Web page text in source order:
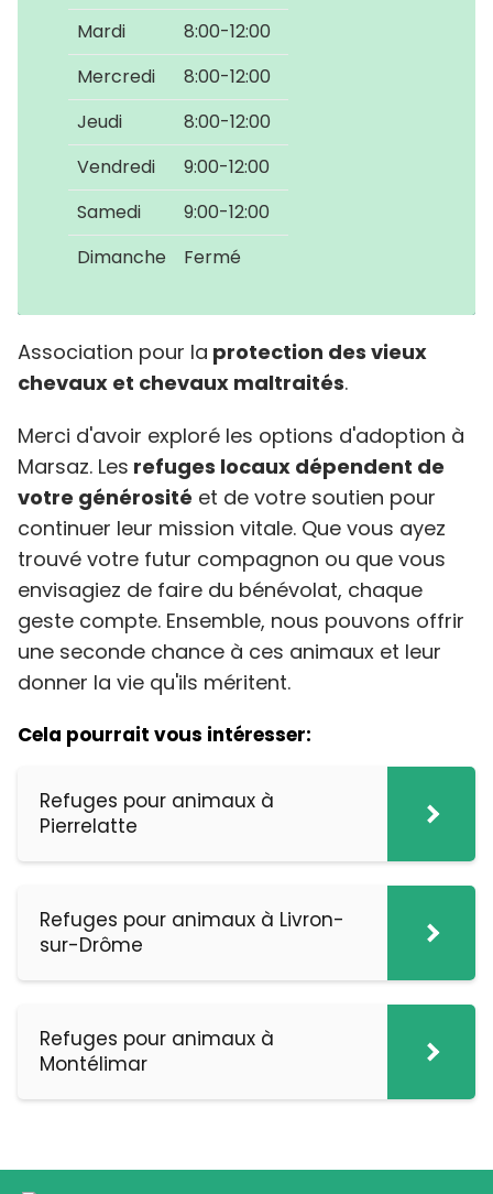
Mardi
8:00-12:00
Mercredi
8:00-12:00
Jeudi
8:00-12:00
Vendredi
9:00-12:00
Samedi
9:00-12:00
Dimanche
Fermé
Association pour la protection des vieux
chevaux et chevaux maltraités.
Merci d'avoir exploré les options d'adoption à
Marsaz. Les refuges locaux dépendent de
votre générosité et de votre soutien pour
continuer leur mission vitale. Que vous ayez
trouvé votre futur compagnon ou que vous
envisagiez de faire du bénévolat, chaque
geste compte. Ensemble, nous pouvons offrir
une seconde chance à ces animaux et leur
donner la vie qu'ils méritent.
Cela pourrait vous intéresser:
Refuges pour animaux à
Pierrelatte
Refuges pour animaux à Livron-
sur-Drôme
Refuges pour animaux à
Montélimar